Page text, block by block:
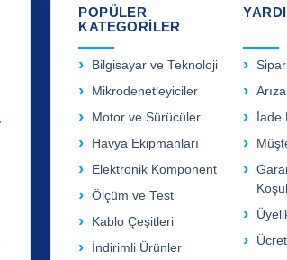
POPÜLER
KATEGORİLER
Bilgisayar ve Teknoloji
Mikrodenetleyiciler
Motor ve Sürücüler
Havya Ekipmanları
Elektronik Komponent
Ölçüm ve Test
Kablo Çeşitleri
İndirimli Ürünler
İade